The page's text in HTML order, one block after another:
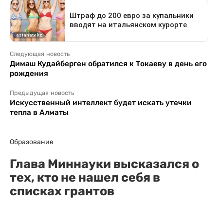
Следующая новость
Димаш Кудайберген обратился к Токаеву в день его
рождения
Предыдущая новость
Искусственный интеллект будет искать утечки
тепла в Алматы
Образование
Глава Миннауки высказался о
тех, кто не нашел себя в
списках грантов